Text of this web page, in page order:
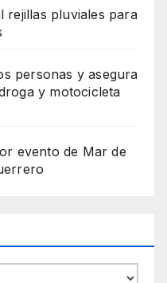
rejillas pluviales para
personas y asegura
y motocicleta
evento de Mar de